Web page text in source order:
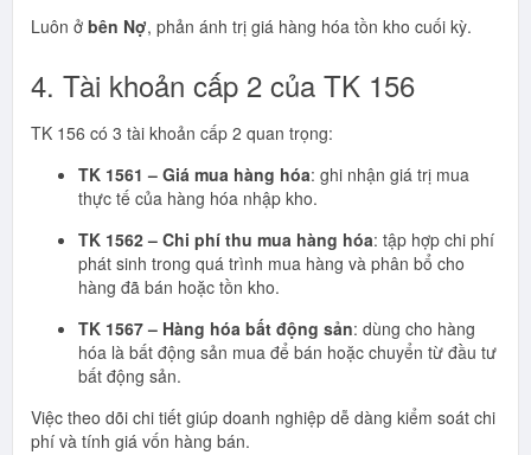
Luôn ở bên Nợ, phản ánh trị giá hàng hóa tồn kho cuối kỳ.
4. Tài khoản cấp 2 của TK 156
TK 156 có 3 tài khoản cấp 2 quan trọng:
TK 1561 – Giá mua hàng hóa: ghi nhận giá trị mua
thực tế của hàng hóa nhập kho.
TK 1562 – Chi phí thu mua hàng hóa: tập hợp chi phí
phát sinh trong quá trình mua hàng và phân bổ cho
hàng đã bán hoặc tồn kho.
TK 1567 – Hàng hóa bất động sản: dùng cho hàng
hóa là bất động sản mua để bán hoặc chuyển từ đầu tư
bất động sản.
Việc theo dõi chi tiết giúp doanh nghiệp dễ dàng kiểm soát chi
phí và tính giá vốn hàng bán.